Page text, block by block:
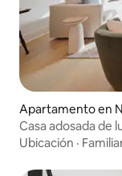
Apartamento en
Casa adosada de
Ubicación ·